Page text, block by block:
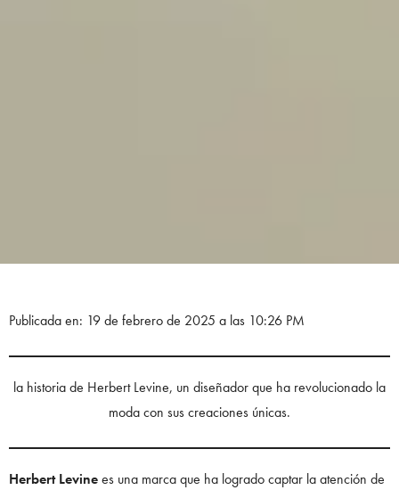
Publicada en: 19 de febrero de 2025 a las 10:26 PM
la historia de Herbert Levine, un diseñador que ha revolucionado la
moda con sus creaciones únicas.
Herbert Levinees una marca que ha logrado captar la atención de